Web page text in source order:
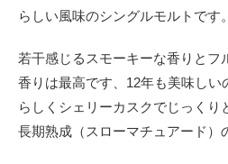
らしい風味のシングルモルトです。
若干感じるスモーキーな香りとフ
香りは最高です、12年も美味しい
らしくシェリーカスクでじっくり
長期熟成（スローマチュアード）